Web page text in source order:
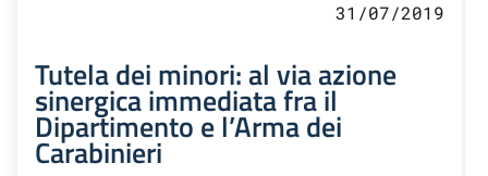
31/07/2019
Tutela dei minori: al via azione
sinergica immediata fra il
Dipartimento e l’Arma dei
Carabinieri